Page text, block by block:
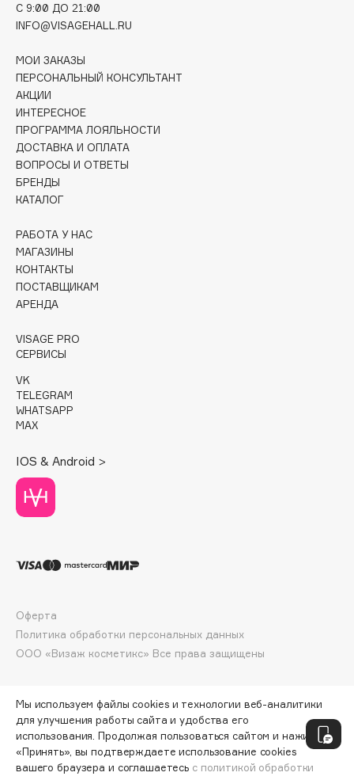
Clinique
Clive Christian
Club De Nuit
Collagenina
Consly
Corimo
CosRX
Cottolina
Crescina
Curaprox
D
DABO
Darphin
Davines
Dessange
Dior
Divage
Dorco
Dr. Vranjes Firenze
Dr.Althea
Dr.Ceuracle
DSD de Luxe
Dyson
C 9:00 ДО 21:00
INFO@VISAGEHALL.RU
МОИ ЗАКАЗЫ
ПЕРСОНАЛЬНЫЙ КОНСУЛЬТАНТ
АКЦИИ
ИНТЕРЕСНОЕ
ПРОГРАММА ЛОЯЛЬНОСТИ
ДОСТАВКА И ОПЛАТА
ВОПРОСЫ И ОТВЕТЫ
БРЕНДЫ
КАТАЛОГ
РАБОТА У НАС
МАГАЗИНЫ
КОНТАКТЫ
ПОСТАВЩИКАМ
АРЕНДА
VISAGE PRO
СЕРВИСЫ
VK
TELEGRAM
WHATSAPP
MAX
IOS & Android >
ООО «Визаж косметикс» Все права защищены
Оферта
Политика обработки персональных данных
Мы используем файлы cookies и технологии веб-аналитики
для улучшения работы сайта и удобства его
использования. Продолжая пользоваться сайтом и нажимая
«Принять», вы подтверждаете использование cookies
вашего браузера и соглашаетесь с политикой обработки